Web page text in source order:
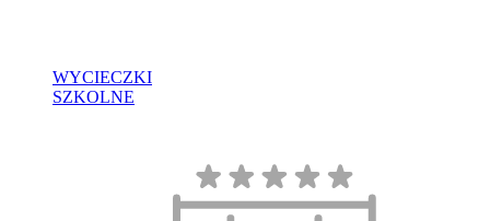
WYCIECZKI
SZKOLNE